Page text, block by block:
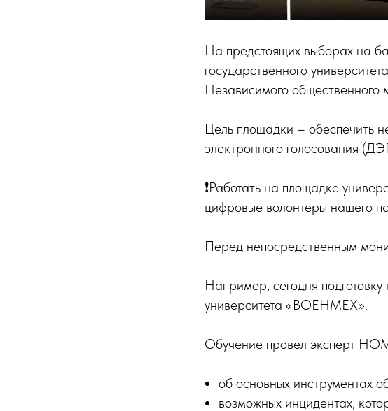
На предстоящих выборах на
государственного
Независимого
Цель площадки – обеспечить
электронного голосования
❗️Работать на площадке
цифровые волонтеры нашего
Перед непосредственным
Например, сегодня
университета «ВОЕНМЕХ».
Обучение провел эксперт
об основных инструментах
возможных инцидентах,